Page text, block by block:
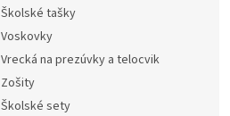
Školské tašky
Voskovky
Vrecká na prezúvky a telocvik
Zošity
Školské sety